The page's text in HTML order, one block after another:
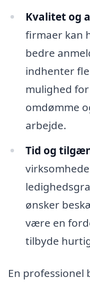
Kvalitet og
firmaer kan
bedre
indhenter
mulighed
omdømme
arbejde.
Tid og
ønsker
være en
tilbyde
En professionel